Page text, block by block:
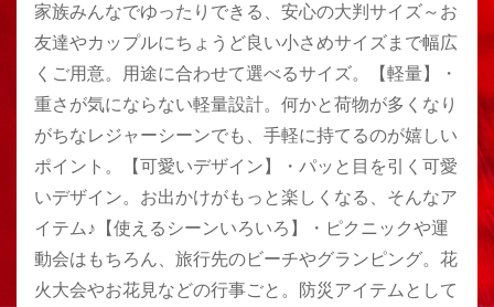
家族みんなでゆったりできる、安心の大判サイズ～お
友達やカップルにちょうど良い小さめサイズまで幅広
くご用意。用途に合わせて選べるサイズ。【軽量】・
重さが気にならない軽量設計。何かと荷物が多くなり
がちなレジャーシーンでも、手軽に持てるのが嬉しい
ポイント。【可愛いデザイン】・パッと目を引く可愛
いデザイン。お出かけがもっと楽しくなる、そんなア
イテム♪【使えるシーンいろいろ】・ピクニックや運
動会はもちろん、旅行先のビーチやグランピング。花
火大会やお花見などの行事ごと。防災アイテムとして